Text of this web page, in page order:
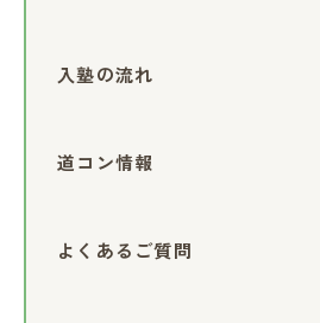
入塾の流れ
道コン情報
よくあるご質問